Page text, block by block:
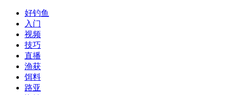
好钓鱼
入门
视频
技巧
直播
渔获
饵料
路亚